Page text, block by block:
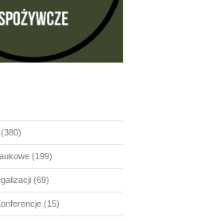
(199)
(69)
(15)